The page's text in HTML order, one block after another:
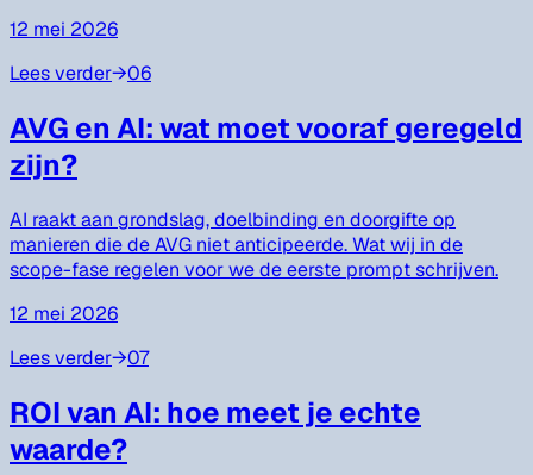
12 mei 2026
Lees verder→06
AVG en AI: wat moet vooraf geregeld
zijn?
AI raakt aan grondslag, doelbinding en doorgifte op
manieren die de AVG niet anticipeerde. Wat wij in de
scope-fase regelen voor we de eerste prompt schrijven.
12 mei 2026
Lees verder→07
ROI van AI: hoe meet je echte
waarde?